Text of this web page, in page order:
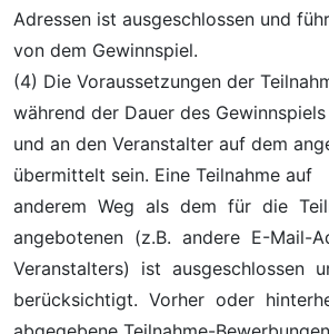
Adressen ist ausgeschlossen und
von dem Gewinnspiel.
(4) Die Voraussetzungen der
während der Dauer des
und an den Veranstalter auf dem
übermittelt sein. Eine Teilnahme auf
anderem Weg als dem für die
angebotenen (z.B. andere E-Mail-
Veranstalters) ist ausgeschlossen
berücksichtigt. Vorher oder